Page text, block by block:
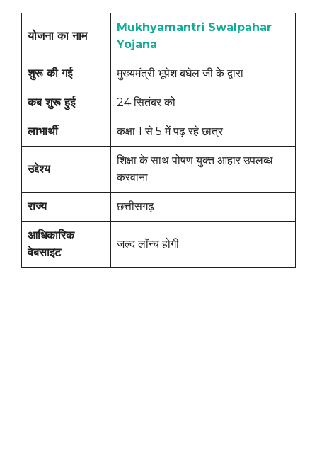
योजना का नाम
Mukhyamantri Swalpahar
Yojana
शुरू की गई मुख्यमंत्री भूपेश बघेल जी के द्वारा
कब शुरू हुई 24 सितंबर को
लाभार्थी कक्षा 1 से 5 में पढ़ रहे छात्र
उद्देश्य
शिक्षा के साथ पोषण युक्त आहार उपलब्ध
करवाना
राज्य छत्तीसगढ़
आधिकारिक
वेबसाइट
जल्द लॉन्च होगी